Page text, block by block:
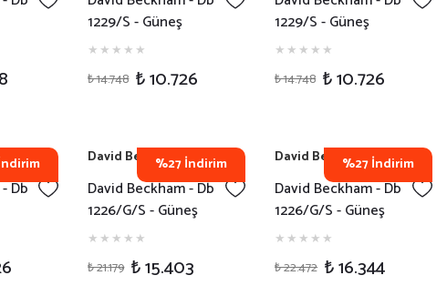
1229/S - Güneş
Gözlüğü - RHL84
₺ 14.748 ₺ 10.726
1229/S - Güneş
Gözlüğü - HN2A9
₺ 14.748 ₺ 10.726
Db
%27 İndirim
David Beckham
David Beckham - Db
1226/G/S - Güneş
Gözlüğü - RHL84
₺ 21.179 ₺ 15.403
%27 İndirim
David Beckham
David Beckham - Db
1226/G/S - Güneş
Gözlüğü - RHL63
₺ 22.472 ₺ 16.344